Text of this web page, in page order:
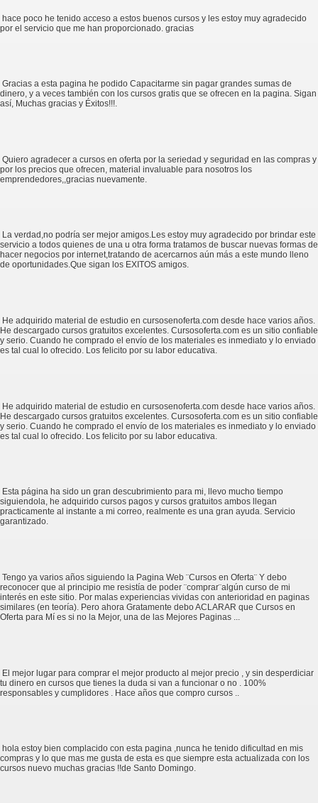
hace poco he tenido acceso a estos buenos cursos y les estoy muy agradecido
por el servicio que me han proporcionado. gracias
Gracias a esta pagina he podido Capacitarme sin pagar grandes sumas de
dinero, y a veces también con los cursos gratis que se ofrecen en la pagina. Sigan
así, Muchas gracias y Éxitos!!!.
Quiero agradecer a cursos en oferta por la seriedad y seguridad en las compras y
por los precios que ofrecen, material invaluable para nosotros los
emprendedores,,gracias nuevamente.
La verdad,no podría ser mejor amigos.Les estoy muy agradecido por brindar este
servicio a todos quienes de una u otra forma tratamos de buscar nuevas formas de
hacer negocios por internet,tratando de acercarnos aún más a este mundo lleno
de oportunidades.Que sigan los EXITOS amigos.
He adquirido material de estudio en cursosenoferta.com desde hace varios años.
He descargado cursos gratuitos excelentes. Cursosoferta.com es un sitio confiable
y serio. Cuando he comprado el envío de los materiales es inmediato y lo enviado
es tal cual lo ofrecido. Los felicito por su labor educativa.
He adquirido material de estudio en cursosenoferta.com desde hace varios años.
He descargado cursos gratuitos excelentes. Cursosoferta.com es un sitio confiable
y serio. Cuando he comprado el envío de los materiales es inmediato y lo enviado
es tal cual lo ofrecido. Los felicito por su labor educativa.
Esta página ha sido un gran descubrimiento para mi, llevo mucho tiempo
siguiendola, he adquirido cursos pagos y cursos gratuitos ambos llegan
practicamente al instante a mi correo, realmente es una gran ayuda. Servicio
garantizado.
Tengo ya varios años siguiendo la Pagina Web ¨Cursos en Oferta¨ Y debo
reconocer que al principio me resistía de poder ¨comprar¨algún curso de mi
interés en este sitio. Por malas experiencias vividas con anterioridad en paginas
similares (en teoría). Pero ahora Gratamente debo ACLARAR que Cursos en
Oferta para Mí es si no la Mejor, una de las Mejores Paginas ...
El mejor lugar para comprar el mejor producto al mejor precio , y sin desperdiciar
tu dinero en cursos que tienes la duda si van a funcionar o no . 100%
responsables y cumplidores . Hace años que compro cursos ..
hola estoy bien complacido con esta pagina ,nunca he tenido dificultad en mis
compras y lo que mas me gusta de esta es que siempre esta actualizada con los
cursos nuevo muchas gracias !!de Santo Domingo.